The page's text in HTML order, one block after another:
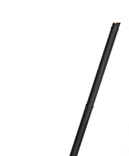
TRIMERI – AKUMULATORSKI